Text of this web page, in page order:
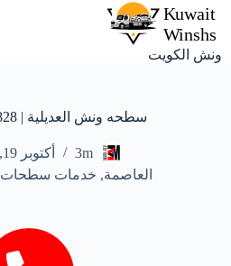
ونش الكويت
سطحه ونش العديلية | 97702828
3m
أكتوبر 19, 2024
العاصمة, خدمات سطحات